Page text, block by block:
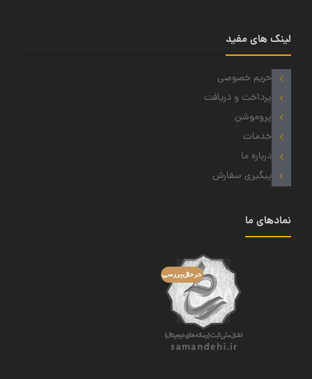
لینک های مفید
حریم خصوصی
پرداخت و دریافت
پروموشن
خدمات
درباره ما
پیگیری سفارش
نمادهای ما